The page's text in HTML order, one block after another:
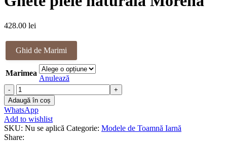
428.00 lei
Ghid de Marimi
Marimea
Anulează
Cantitate
Ghete
piele
naturala
Morena
Adaugă în coș
WhatsApp
Add to wishlist
SKU: Nu se aplică Categorie: Modele de Toamnă Iarnă
Share: